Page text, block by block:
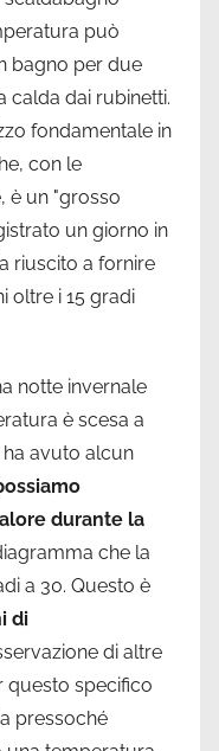
può
bagno per due
calda dai rubinetti.
fondamentale in
con le
è un "grosso
un giorno in
riuscito a fornire
oltre i 15 gradi
notte invernale
è scesa a
avuto alcun
durante la
che la
a 30. Questo è
di
di altre
questo specifico
pressoché